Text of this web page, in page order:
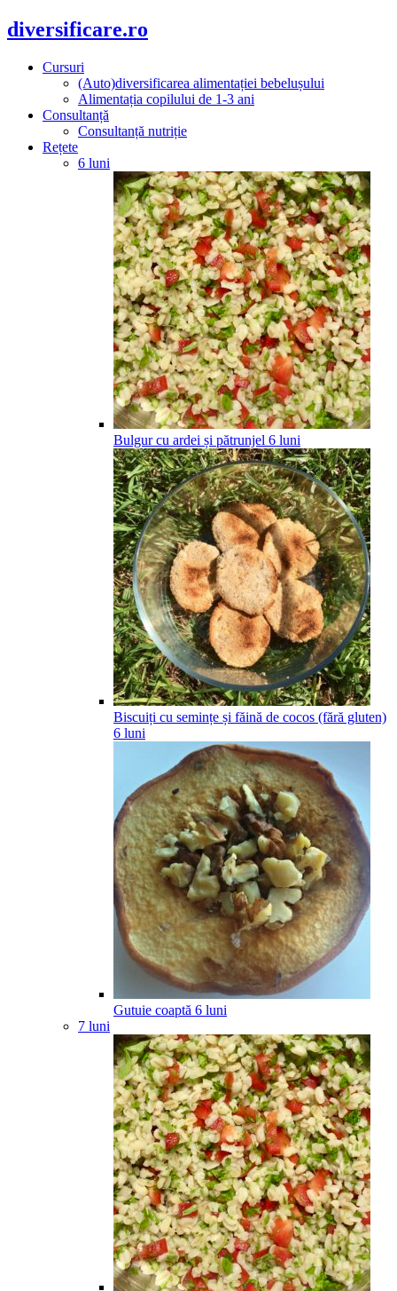
diversificare.ro
Cursuri
(Auto)diversificarea alimentației bebelușului
Alimentația copilului de 1-3 ani
Consultanță
Consultanță nutriție
Rețete
6 luni
Bulgur cu ardei și pătrunjel 6 luni
Biscuiți cu semințe și făină de cocos (fără gluten)
6 luni
Gutuie coaptă 6 luni
7 luni